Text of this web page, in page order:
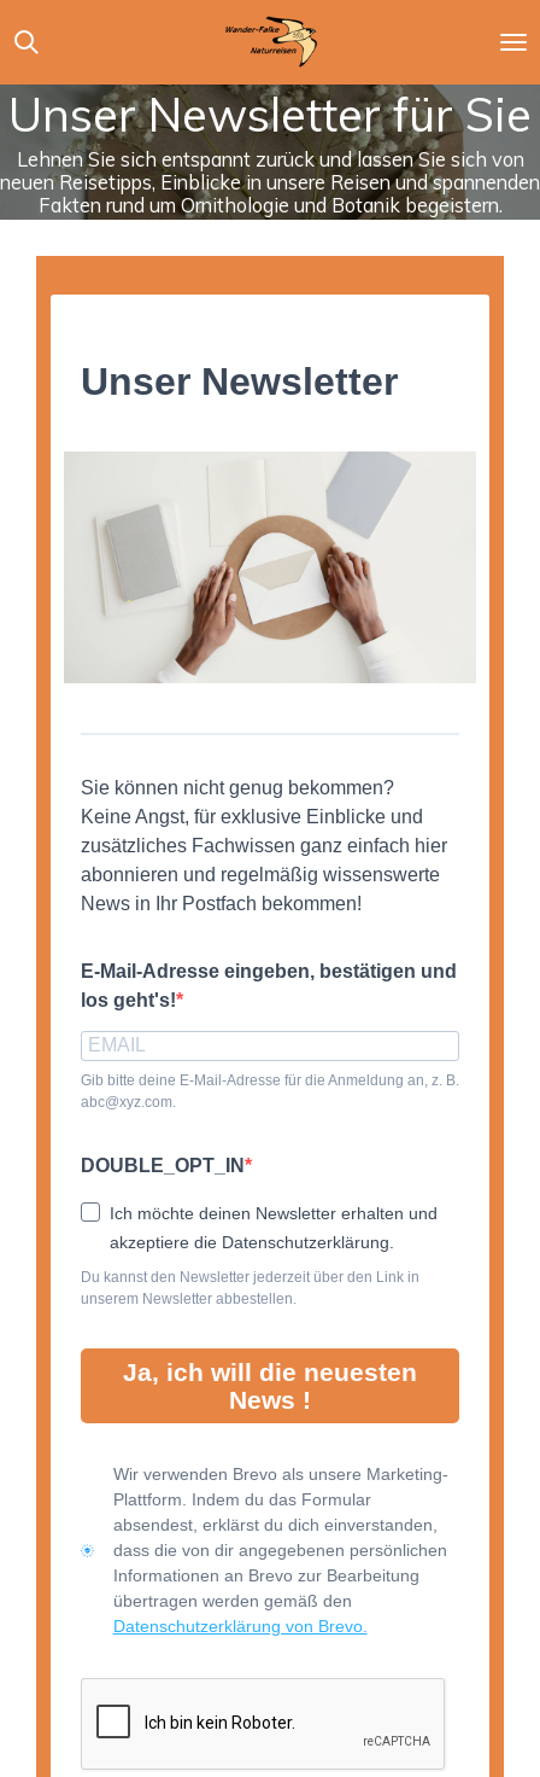
Hauptinhalt
springen
Unser Newsletter für Sie
Lehnen Sie sich entspannt zurück und lassen Sie sich von
neuen Reisetipps, Einblicke in unsere Reisen und spannenden
Fakten rund um Ornithologie und Botanik begeistern.
Unser Newsletter
Sie können nicht genug bekommen?
Keine Angst, für exklusive Einblicke und
zusätzliches Fachwissen ganz einfach hier
abonnieren und regelmäßig wissenswerte
News in Ihr Postfach bekommen!
E-Mail-Adresse eingeben, bestätigen und
los geht's!
Gib bitte deine E-Mail-Adresse für die Anmeldung an, z. B.
abc@xyz.com.
DOUBLE_OPT_IN
Ich möchte deinen Newsletter erhalten und
akzeptiere die Datenschutzerklärung.
Du kannst den Newsletter jederzeit über den Link in
unserem Newsletter abbestellen.
Ja, ich will die neuesten
News !
Wir verwenden Brevo als unsere Marketing-
Plattform. Indem du das Formular
absendest, erklärst du dich einverstanden,
dass die von dir angegebenen persönlichen
Informationen an Brevo zur Bearbeitung
übertragen werden gemäß den
Datenschutzerklärung von Brevo.